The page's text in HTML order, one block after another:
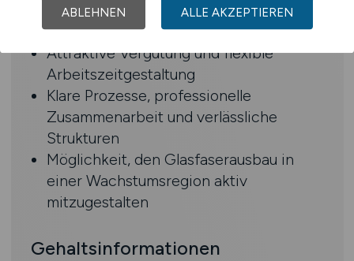
Hohe Eigenverantwortung bei
regionalen Infrastrukturprojekten
Attraktive Vergütung und flexible
Arbeitszeitgestaltung
Klare Prozesse, professionelle
Zusammenarbeit und verlässliche
Strukturen
Möglichkeit, den Glasfaserausbau in
einer Wachstumsregion aktiv
mitzugestalten
Gehaltsinformationen
ABLEHNEN ALLE AKZEPTIEREN